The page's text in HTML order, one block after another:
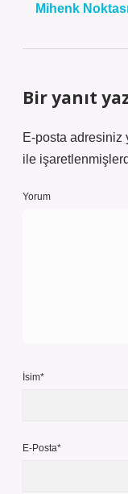
Mihenk
Bir yanıt
E-posta adresiniz
ile
Yorum
İsim*
E-Posta*